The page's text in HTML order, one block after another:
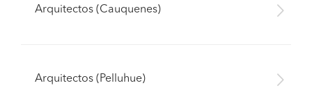
Arquitectos (Cauquenes)
Arquitectos (Pelluhue)